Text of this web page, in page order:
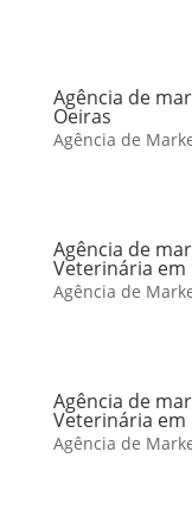
Agência de
Oeiras
Agência de
Agência de
Veterinária em
Agência de
Agência de
Veterinária
Agência de